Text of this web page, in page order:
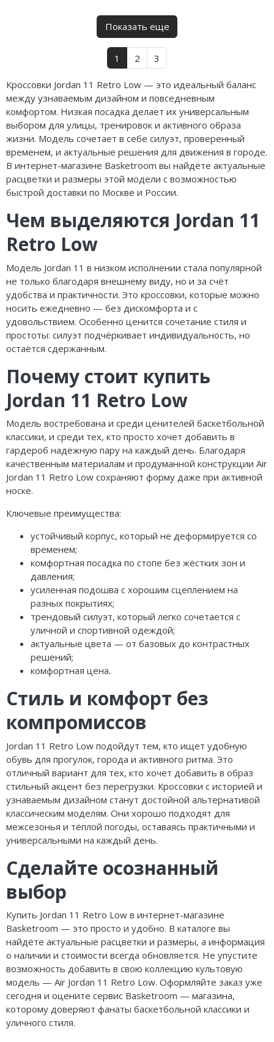
Показать еще
1 2 3
Кроссовки Jordan 11 Retro Low — это идеальный баланс
между узнаваемым дизайном и повседневным
комфортом. Низкая посадка делает их универсальным
выбором для улицы, тренировок и активного образа
жизни. Модель сочетает в себе силуэт, проверенный
временем, и актуальные решения для движения в городе.
В интернет-магазине Basketroom вы найдёте актуальные
расцветки и размеры этой модели с возможностью
быстрой доставки по Москве и России.
Чем выделяются Jordan 11
Retro Low
Модель Jordan 11 в низком исполнении стала популярной
не только благодаря внешнему виду, но и за счёт
удобства и практичности. Это кроссовки, которые можно
носить ежедневно — без дискомфорта и с
удовольствием. Особенно ценится сочетание стиля и
простоты: силуэт подчёркивает индивидуальность, но
остаётся сдержанным.
Почему стоит купить
Jordan 11 Retro Low
Модель востребована и среди ценителей баскетбольной
классики, и среди тех, кто просто хочет добавить в
гардероб надёжную пару на каждый день. Благодаря
качественным материалам и продуманной конструкции Air
Jordan 11 Retro Low сохраняют форму даже при активной
носке.
Ключевые преимущества:
устойчивый корпус, который не деформируется со
временем;
комфортная посадка по стопе без жёстких зон и
давления;
усиленная подошва с хорошим сцеплением на
разных покрытиях;
трендовый силуэт, который легко сочетается с
уличной и спортивной одеждой;
актуальные цвета — от базовых до контрастных
решений;
комфортная цена.
Стиль и комфорт без
компромиссов
Jordan 11 Retro Low подойдут тем, кто ищет удобную
обувь для прогулок, города и активного ритма. Это
отличный вариант для тех, кто хочет добавить в образ
стильный акцент без перегрузки. Кроссовки с историей и
узнаваемым дизайном станут достойной альтернативой
классическим моделям. Они хорошо подходят для
межсезонья и тёплой погоды, оставаясь практичными и
универсальными на каждый день.
Сделайте осознанный
выбор
Купить Jordan 11 Retro Low в интернет-магазине
Basketroom — это просто и удобно. В каталоге вы
найдёте актуальные расцветки и размеры, а информация
о наличии и стоимости всегда обновляется. Не упустите
возможность добавить в свою коллекцию культовую
модель — Air Jordan 11 Retro Low. Оформляйте заказ уже
сегодня и оцените сервис Basketroom — магазина,
которому доверяют фанаты баскетбольной классики и
уличного стиля.